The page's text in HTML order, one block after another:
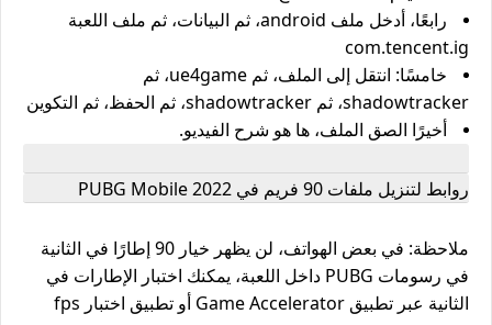
رابعًا، أدخل ملف android، ثم البيانات، ثم ملف اللعبة
com.tencent.ig
خامسًا: انتقل إلى الملف، ثم ue4game، ثم
shadowtracker، ثم shadowtracker، ثم الحفظ، ثم التكوين
أخيرًا الصق الملف، ها هو شرح الفيديو.
روابط لتنزيل ملفات 90 فريم في PUBG Mobile 2022
ملاحظة: في بعض الهواتف، لن يظهر خيار 90 إطارًا في الثانية
في رسومات PUBG داخل اللعبة، يمكنك اختبار الإطارات في
الثانية عبر تطبيق Game Accelerator أو تطبيق اختبار fps